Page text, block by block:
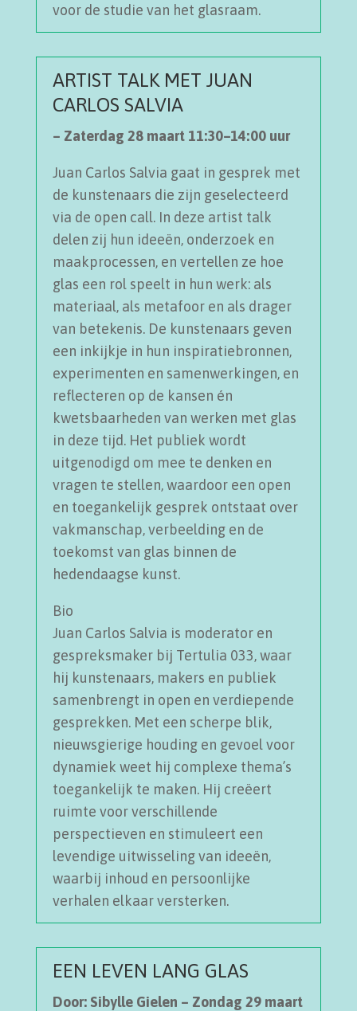
voor de studie van het glasraam.
ARTIST TALK MET JUAN
CARLOS SALVIA
– Zaterdag 28 maart 11:30–14:00 uur
Juan Carlos Salvia gaat in gesprek met
de kunstenaars die zijn geselecteerd
via de open call. In deze artist talk
delen zij hun ideeën, onderzoek en
maakprocessen, en vertellen ze hoe
glas een rol speelt in hun werk: als
materiaal, als metafoor en als drager
van betekenis. De kunstenaars geven
een inkijkje in hun inspiratiebronnen,
experimenten en samenwerkingen, en
reflecteren op de kansen én
kwetsbaarheden van werken met glas
in deze tijd. Het publiek wordt
uitgenodigd om mee te denken en
vragen te stellen, waardoor een open
en toegankelijk gesprek ontstaat over
vakmanschap, verbeelding en de
toekomst van glas binnen de
hedendaagse kunst.
Bio
Juan Carlos Salvia is moderator en
gespreksmaker bij Tertulia 033, waar
hij kunstenaars, makers en publiek
samenbrengt in open en verdiepende
gesprekken. Met een scherpe blik,
nieuwsgierige houding en gevoel voor
dynamiek weet hij complexe thema’s
toegankelijk te maken. Hij creëert
ruimte voor verschillende
perspectieven en stimuleert een
levendige uitwisseling van ideeën,
waarbij inhoud en persoonlijke
verhalen elkaar versterken.
EEN LEVEN LANG GLAS
Door: Sibylle Gielen – Zondag 29 maart